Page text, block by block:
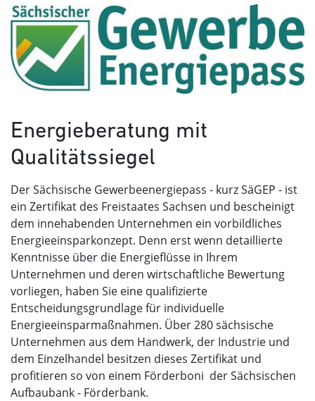
Energieberatung mit
Qualitätssiegel
Der Sächsische Gewerbeenergiepass - kurz SäGEP - ist
ein Zertifikat des Freistaates Sachsen und bescheinigt
dem innehabenden Unternehmen ein vorbildliches
Energieeinsparkonzept. Denn erst wenn detaillierte
Kenntnisse über die Energieflüsse in Ihrem
Unternehmen und deren wirtschaftliche Bewertung
vorliegen, haben Sie eine qualifizierte
Entscheidungsgrundlage für individuelle
Energieeinsparmaßnahmen. Über 280 sächsische
Unternehmen aus dem Handwerk, der Industrie und
dem Einzelhandel besitzen dieses Zertifikat und
profitieren so von einem Förderboni der Sächsischen
Aufbaubank - Förderbank.